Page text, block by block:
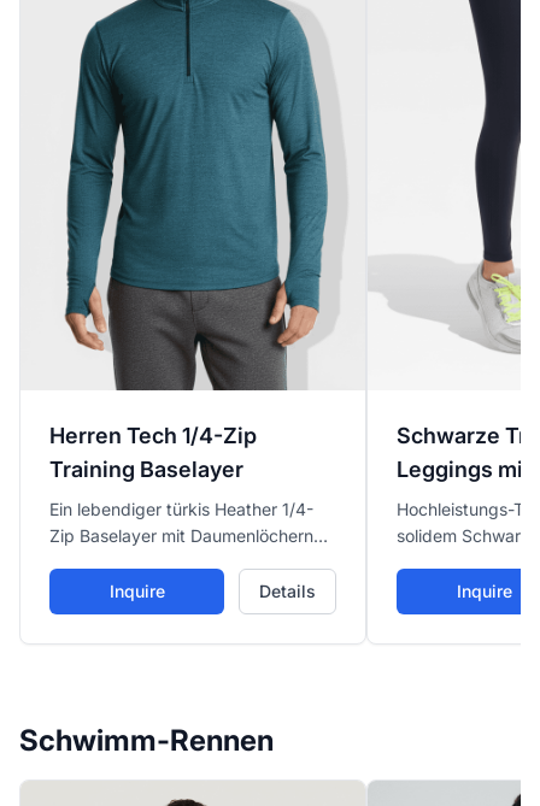
Herren Tech 1/4-Zip
Training Baselayer
Ein lebendiger türkis Heather 1/4-
Zip Baselayer mit Daumenlöchern
Feuchtigkeitsmanagement für
Kaltwetter-Läufe oder Layering.
Inquire Details
Schwarze
Leggings mit
Hochleistungs-
solidem Schwarz
entwickelt für
und sportliche
Inquire
Schwimm-Rennen